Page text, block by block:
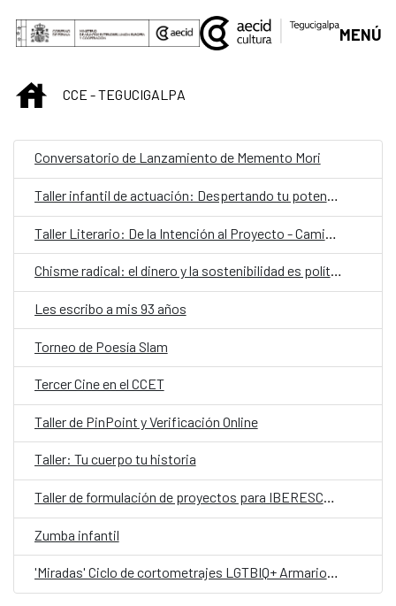
Saltar al contenido principal
MENÚ
INICIOCCE - TEGUCIGALPA
Conversatorio de Lanzamiento de Memento Mori
Taller infantil de actuación: Despertando tu potencial creativo
Chisme radical: el dinero y la sostenibilidad es política
Les escribo a mis 93 años
Torneo de Poesía Slam
Tercer Cine en el CCET
Taller de PinPoint y Verificación Online
Taller: Tu cuerpo tu historia
Taller de formulación de proyectos para IBERESCENA
Zumba infantil
'Miradas' Ciclo de cortometrajes LGTBIQ+ Armarios Abiertos